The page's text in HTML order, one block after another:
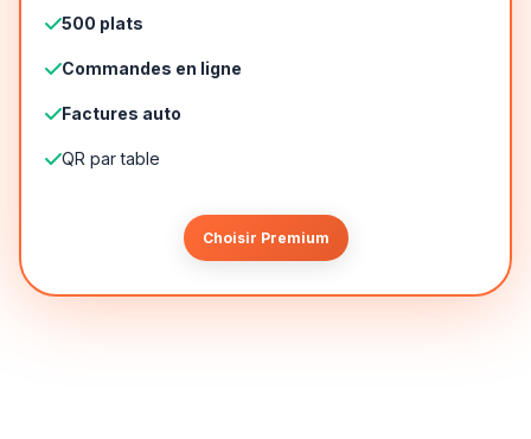
500 plats
Commandes en ligne
Factures auto
QR par table
Choisir Premium